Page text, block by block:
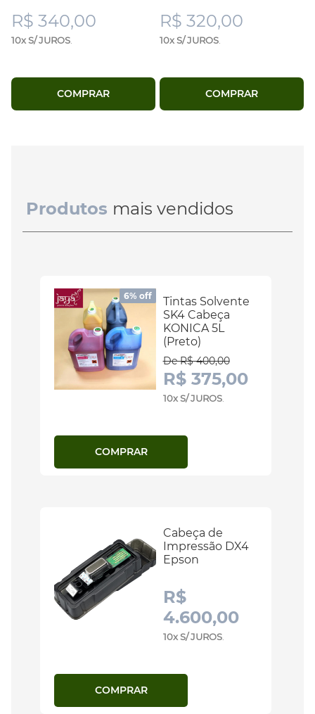
R$ 340,00
10x S/ JUROS
COMPRAR
R$ 320,00
10x S/ JUROS
COMPRAR
Produtos mais vendidos
6% off
Tintas Solvente
SK4 Cabeça
KONICA 5L
(Preto)
De R$ 400,00
R$ 375,00
10x S/ JUROS.
COMPRAR
Cabeça de
Impressão DX4
Epson
R$
4.600,00
10x S/ JUROS.
COMPRAR